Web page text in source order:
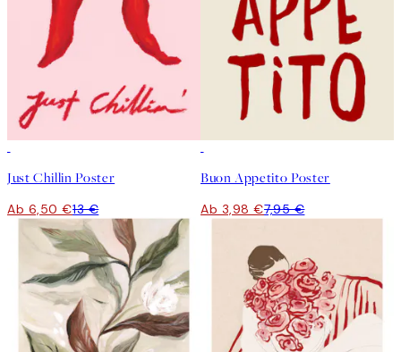
Just Chillin Poster
Ab 6,50 €13 €
Buon Appetito Poster
Ab 3,98 €7,95 €